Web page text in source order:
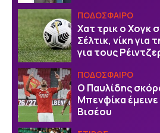
ΠΟΔΟΣΦΑΙΡΟ
Χατ τρικ ο Χογκ
Σέλτικ, νίκη για
για τους
ΠΟΔΟΣΦΑΙΡΟ
Ο Παυλίδης
Μπενφίκα έμεινε
Βισέου